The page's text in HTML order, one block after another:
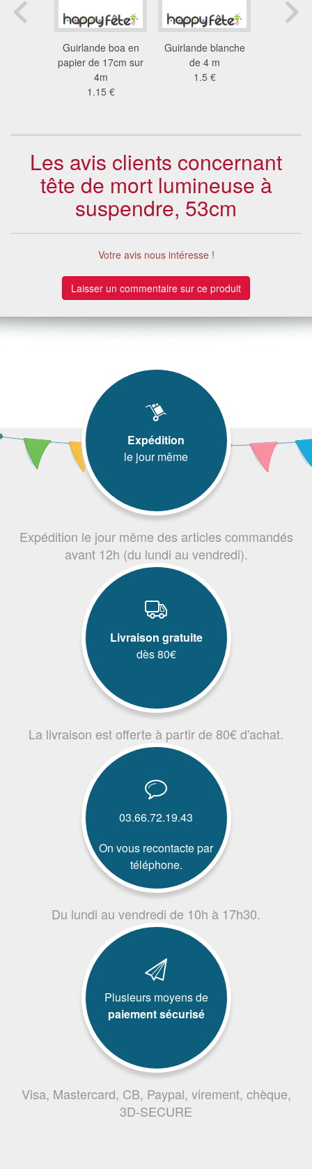
Guirlande boa en
papier de 17cm sur
4m
1.15 €
Guirlande blanche
de 4 m
1.5 €
Les avis clients concernant
tête de mort lumineuse à
suspendre, 53cm
Votre avis nous intéresse !
Laisser un commentaire sur ce produit
Expédition
le jour même
Expédition le jour même des articles commandés
avant 12h (du lundi au vendredi).
Livraison gratuite
dès 80€
La livraison est offerte à partir de 80€ d'achat.
03.66.72.19.43
On vous recontacte par
téléphone.
Du lundi au vendredi de 10h à 17h30.
Plusieurs moyens de
paiement sécurisé
Visa, Mastercard, CB, Paypal, virement, chèque,
3D-SECURE